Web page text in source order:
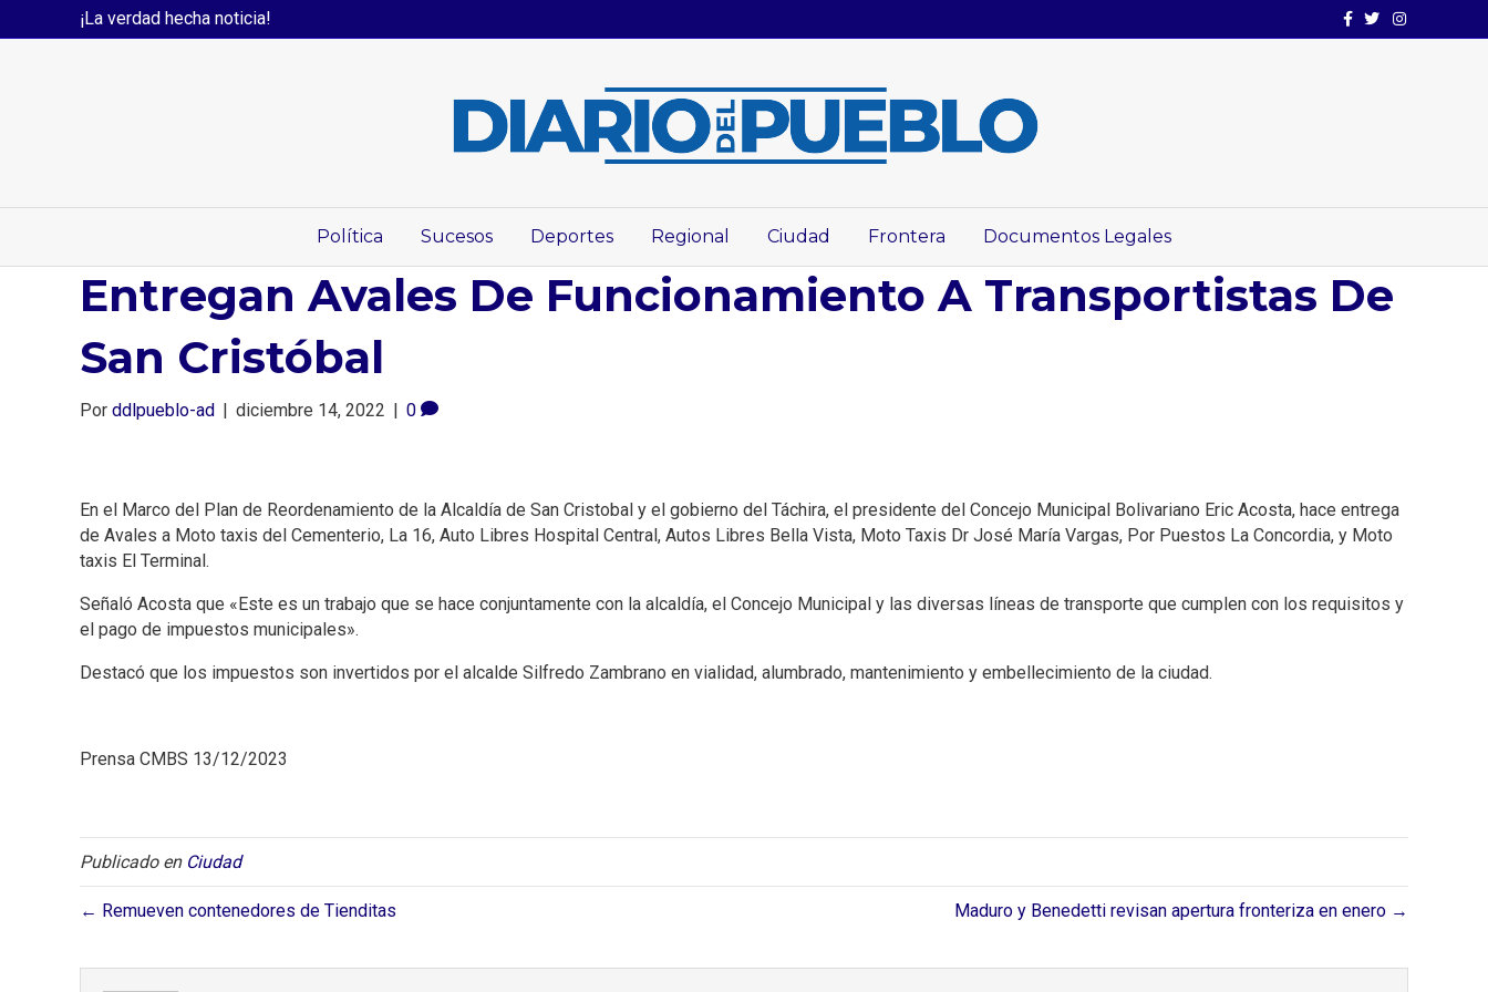
¡La verdad hecha noticia! Facebook
TwitterInstagram
Política Sucesos Deportes Regional Ciudad Frontera Documentos Legales
Entregan Avales De Funcionamiento A Transportistas De
San Cristóbal
Por ddlpueblo-ad diciembre 14, 2022 0
En el Marco del Plan de Reordenamiento de la Alcaldía de San Cristobal y el gobierno del Táchira, el presidente del Concejo Municipal Bolivariano Eric Acosta, hace entrega
de Avales a Moto taxis del Cementerio, La 16, Auto Libres Hospital Central, Autos Libres Bella Vista, Moto Taxis Dr José María Vargas, Por Puestos La Concordia, y Moto
taxis El Terminal.
Señaló Acosta que «Este es un trabajo que se hace conjuntamente con la alcaldía, el Concejo Municipal y las diversas líneas de transporte que cumplen con los requisitos y
el pago de impuestos municipales».
Destacó que los impuestos son invertidos por el alcalde Silfredo Zambrano en vialidad, alumbrado, mantenimiento y embellecimiento de la ciudad.
Prensa CMBS 13/12/2023
Publicado en Ciudad
← Remueven contenedores de Tienditas Maduro y Benedetti revisan apertura fronteriza en enero →